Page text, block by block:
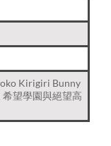
Kirigiri Bunny
望學園與絕望高